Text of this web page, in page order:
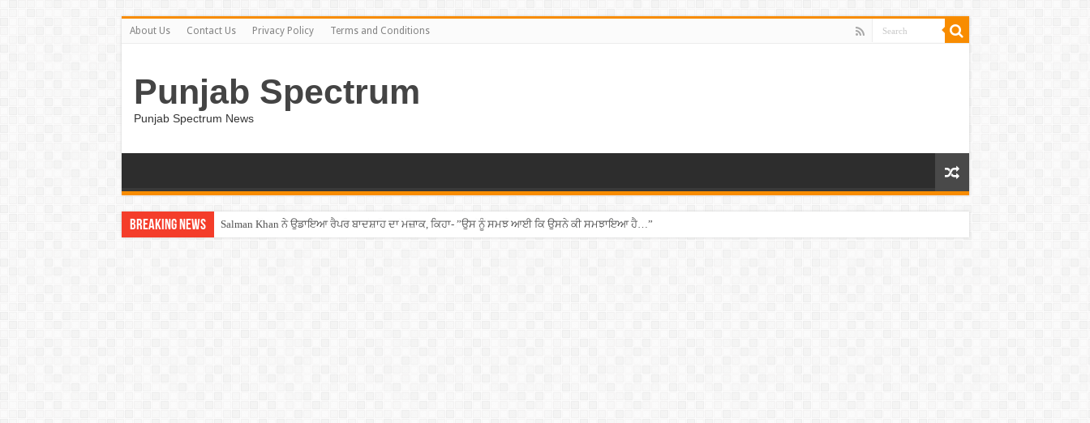
About Us Contact Us Privacy Policy Terms and Conditions
Punjab Spectrum
Punjab Spectrum News
Breaking News Salman Khan ਨੇ ਉਡਾਇਆ ਰੈਪਰ ਬਾਦਸ਼ਾਹ ਦਾ ਮਜ਼ਾਕ, ਕਿਹਾ- ”ਉਸ ਨੂੰ ਸਮਝ ਆਈ ਕਿ ਉਸਨੇ ਕੀ ਸਮਝਾਇਆ ਹੈ…”